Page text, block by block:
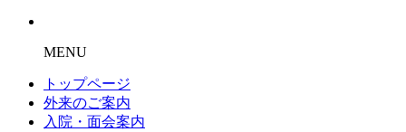
MENU
トップページ
外来のご案内
入院・面会案内